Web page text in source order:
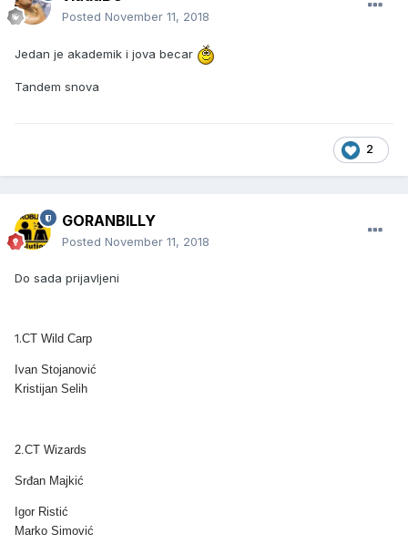
Posted November 11, 2018
Jedan je akademik i jova becar
Tandem snova
2
GORANBILLY
Posted November 11, 2018
Do sada prijavljeni
1.CT Wild Carp
Ivan Stojanović
Kristijan Selih
2.CT Wizards
Srđan Majkić
Igor Ristić
Marko Simović